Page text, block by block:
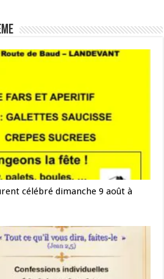
célébré dimanche 9 août à